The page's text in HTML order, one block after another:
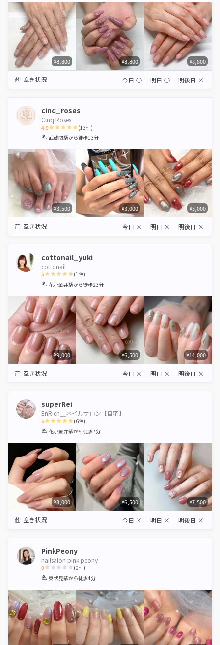
¥8,800 ¥8,800 ¥8,800
空き状況 今日 ◯ 明日 ◯ 明後日 ×
cinq_roses
Cinq Roses
4.9
1 2 3 4 5
(13件)
武蔵関駅から徒歩13分
¥3,500 ¥3,000 ¥3,000
空き状況 今日 × 明日 × 明後日 ×
cottonail_yuki
cottonail
5
1 2 3 4 5
(1件)
花小金井駅から徒歩23分
¥9,000 ¥6,500 ¥14,000
空き状況 今日 × 明日 × 明後日 ×
superRei
EnRich＿ネイルサロン【自宅】
5
1 2 3 4 5
(6件)
花小金井駅から徒歩7分
¥3,000 ¥6,500 ¥7,500
空き状況 今日 × 明日 × 明後日 ×
PinkPeony
nailsalon pink peony
0
1 2 3 4 5
(0件)
東伏見駅から徒歩4分